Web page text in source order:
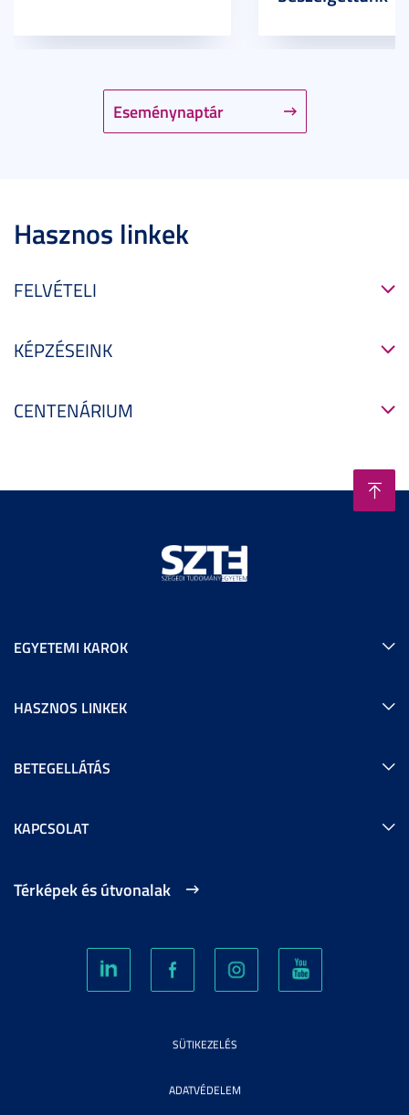
Eseménynaptár
Hasznos linkek
FELVÉTELI
KÉPZÉSEINK
CENTENÁRIUM
EGYETEMI KAROK
HASZNOS LINKEK
BETEGELLÁTÁS
KAPCSOLAT
Térképek és útvonalak
SÜTIKEZELÉS
ADATVÉDELEM